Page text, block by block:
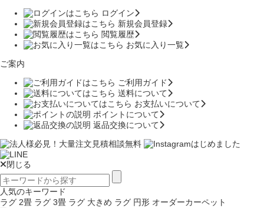
ログイン
新規会員登録
閲覧履歴
お気に入り一覧
ご案内
ご利用ガイド
送料について
お支払いについて
ポイントについて
返品交換について
閉じる
人気のキーワード
ラグ 2畳 ラグ 3畳 ラグ 大きめ ラグ 円形 オーダーカーペット